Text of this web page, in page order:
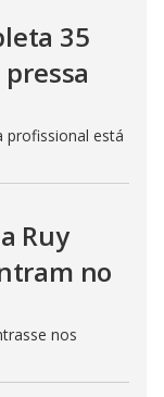
35
profissional está
Ruy
no
nos